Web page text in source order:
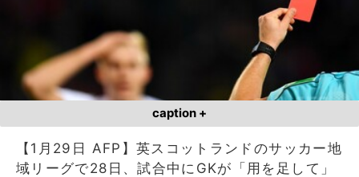
caption +
【1月29日 AFP】英スコットランドのサッカー地
域リーグで28日、試合中にGKが「用を足して」